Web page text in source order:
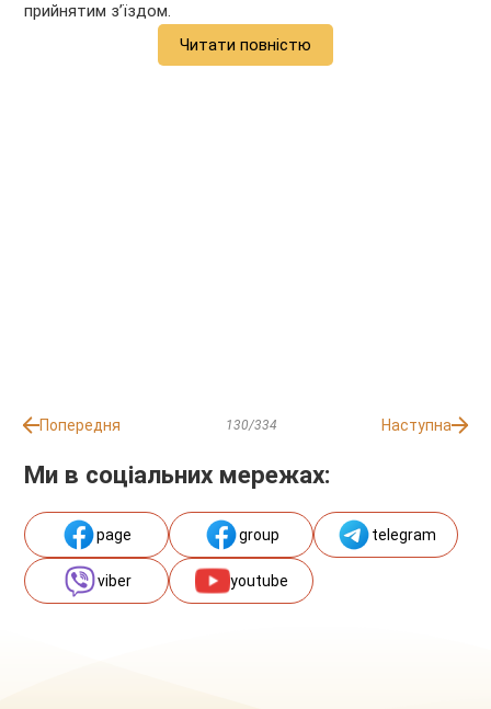
прийнятим з’їздом.
Читати повністю
Попередня 130/334 Наступна
Ми в соціальних мережах:
page group telegram
viber youtube